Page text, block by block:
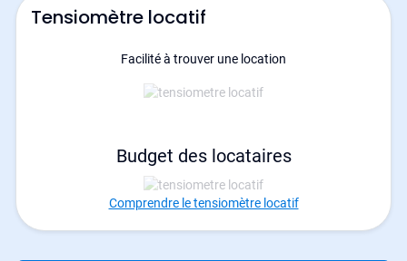
Tensiomètre locatif
Facilité à trouver une location
Budget des locataires
Comprendre le tensiomètre locatif